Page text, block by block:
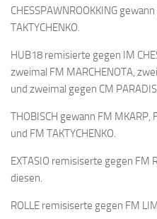
CHESSPAWNROOKKING
TAKTYCHENKO.
HUB18 remisierte gegen IM
zweimal FM MARCHENOTA,
und zweimal gegen CM
THOBISCH gewann FM MKARP,
und FM TAKTYCHENKO.
EXTASIO remisiserte gegen FM
diesen.
ROLLE remisiserte gegen FM